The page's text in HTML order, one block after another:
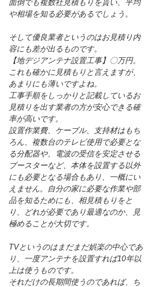
面倒でも複数社見積もりを貰い、平均
や相場を知る必要があるでしょう。
そして優良業者というのはお見積り内
容にも差が出るものです。
【地デジアンテナ設置工事】〇万円。
これも確かに見積もりと言えますが、
あまりにも薄いですよね。
工事手順をしっかりと記載しているお
見積りを出す業者の方が安心できる確
率が高いです。
設置作業費、ケーブル、支持材はもち
ろん、複数台のテレビ使用で必要とな
る分配器や、電波の受信を安定させる
ブースターなど、本体を設置する以外
にも必要となる場合もあり、一概にい
えません。自分の家に必要な作業や部
品を知るためにも、相見積もりをと
り、どれが必要であり最適なのか、見
極めることが大切です。
TVというのはまだまだ娯楽の中心であ
り、一度アンテナを設置すれば10年以
上は使うものです。
それだけの長期間使うのであれば、ち